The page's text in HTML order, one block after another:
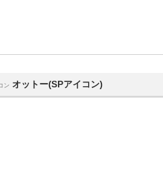
ン オットー(SPアイコン)